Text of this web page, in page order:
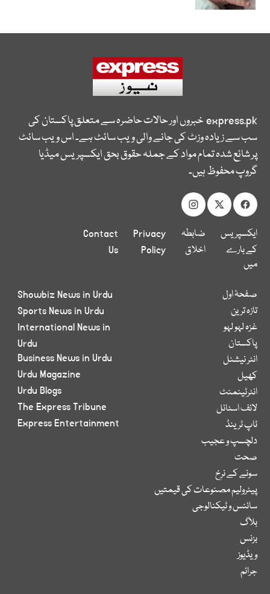
express.pkخبروں اور حالات حاضرہ سے متعلق پاکستان کی
سب سے زیادہ وزٹ کی جانے والی ویب سائٹ ہے۔ اس ویب سائٹ
پر شائع شدہ تمام مواد کے جملہ حقوق بحق ایکسپریس میڈیا
گروپ محفوظ ہیں۔
ایکسپریس
کے بارے
میں
ضابطہ
اخلاق
Privacy
Policy
Contact
Us
صفحۂ اول
تازہ ترین
غزہ لہو لہو
پاکستان
انٹر نیشنل
کھیل
انٹرٹینمنٹ
لائف اسٹائل
ٹاپ ٹرینڈ
دلچسپ و عجیب
صحت
سونے کے نرخ
پیٹرولیم مصنوعات کی قیمتیں
سائنس و ٹیکنالوجی
بلاگ
بزنس
ویڈیوز
جرائم
Showbiz News in Urdu
Sports News in Urdu
International News in
Urdu
Business News in Urdu
Urdu Magazine
Urdu Blogs
The Express Tribune
Express Entertainment